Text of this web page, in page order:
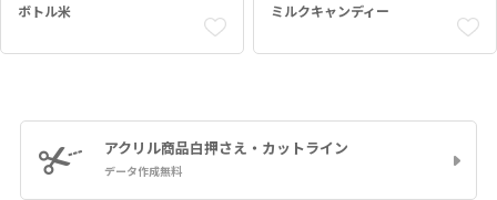
ボトル米 ミルクキャンディー
アクリル商品白押さえ・カットライン
データ作成無料